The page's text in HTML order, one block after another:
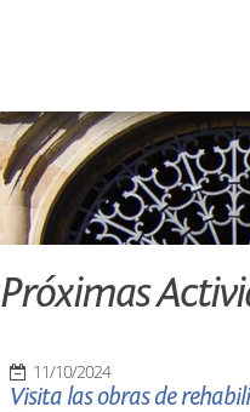
Próximas
11/10/2024
Visita las obras de